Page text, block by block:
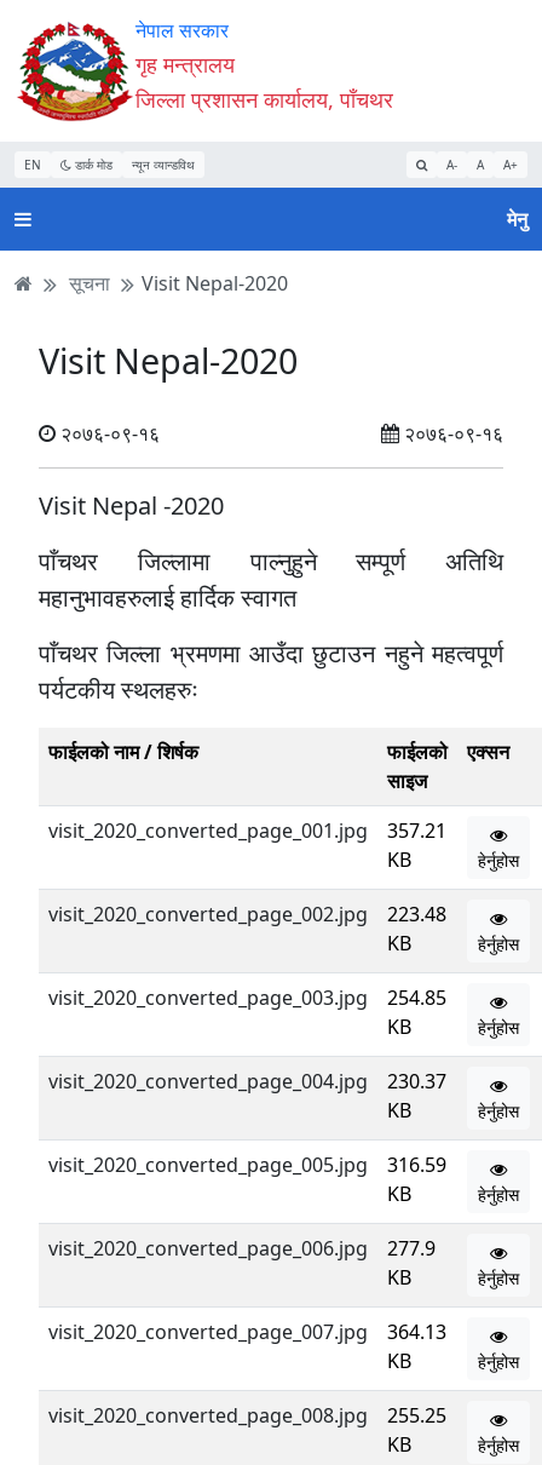
Accessibility
Mode
सुरु
गर्नुहोस्
सामाग्री
पढ्नुहाेस्
नेभिगेसन
पढ्नुहाेस्
वेबसाइट
खोजमा
जानुहोस्
नेपाल सरकार
गृह मन्त्रालय
जिल्ला प्रशासन कार्यालय, पाँचथर
EN डार्क मोड न्यून व्यान्डविथ A- A A+
मेनु
सूचना Visit Nepal-2020
Visit Nepal-2020
२०७६-०९-१६ २०७६-०९-१६
Visit Nepal -2020
पाँचथर जिल्लामा पाल्नुहुने सम्पूर्ण अतिथि
महानुभावहरुलाई हार्दिक स्वागत
पाँचथर जिल्ला भ्रमणमा आउँदा छुटाउन नहुने महत्वपूर्ण
पर्यटकीय स्थलहरुः
फाईलको नाम / शिर्षक
फाईलको
साइज
एक्सन
visit_2020_converted_page_001.jpg
357.21
KB
हेर्नुहोस
visit_2020_converted_page_002.jpg
223.48
KB
हेर्नुहोस
visit_2020_converted_page_003.jpg
254.85
KB
हेर्नुहोस
visit_2020_converted_page_004.jpg
230.37
KB
हेर्नुहोस
visit_2020_converted_page_005.jpg
316.59
KB
हेर्नुहोस
visit_2020_converted_page_006.jpg
277.9
KB
हेर्नुहोस
visit_2020_converted_page_007.jpg
364.13
KB
हेर्नुहोस
visit_2020_converted_page_008.jpg
255.25
KB
हेर्नुहोस